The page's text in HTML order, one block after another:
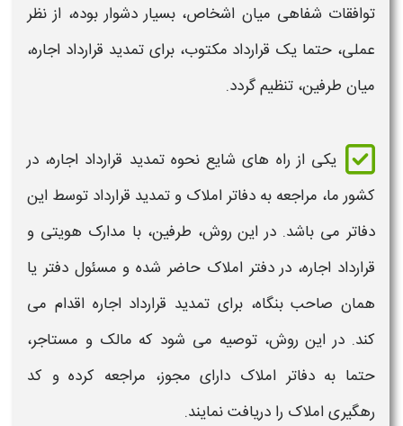
توافقات شفاهی میان اشخاص، بسیار دشوار بوده، از نظر
عملی، حتما یک قرارداد مکتوب، برایتمدید قرارداد اجاره،
میان طرفین، تنظیم گردد.
یکی از راه های شایع نحوهتمدید قرارداد اجاره، در
کشور ما، مراجعه به دفاتر املاک وتمدید قرارداد توسط این
دفاتر می باشد. در این روش، طرفین، با مدارک هویتی و
قرارداد اجاره، در دفتر املاک حاضر شده و مسئول دفتر یا
همان صاحب بنگاه، برای تمدید قرارداد اجاره اقدام می
کند. در این روش، توصیه می شود که مالک و مستاجر،
حتما به دفاتر املاک دارای مجوز، مراجعه کرده و کد
رهگیری املاک را دریافت نمایند.